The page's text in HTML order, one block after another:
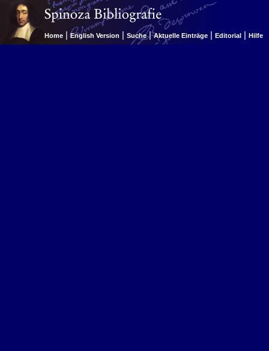
Home | English Version | Suche | Aktuelle Einträge | Editorial | Hilfe